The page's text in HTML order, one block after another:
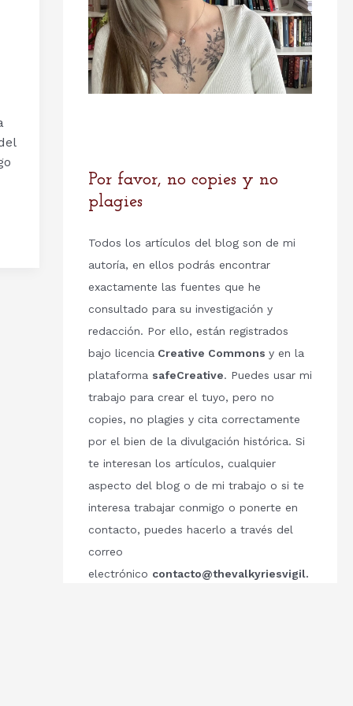
Por favor, no copies y no
plagies
Todos los artículos del blog son de mi
autoría, en ellos podrás encontrar
exactamente las fuentes que he
consultado para su investigación y
redacción. Por ello, están registrados
bajo licencia Creative Commons y en la
plataforma safeCreative. Puedes usar mi
trabajo para crear el tuyo, pero no
copies, no plagies y cita correctamente
por el bien de la divulgación histórica. Si
te interesan los artículos, cualquier
aspecto del blog o de mi trabajo o si te
interesa trabajar conmigo o ponerte en
contacto, puedes hacerlo a través del
correo
electrónico contacto@thevalkyriesvigil.